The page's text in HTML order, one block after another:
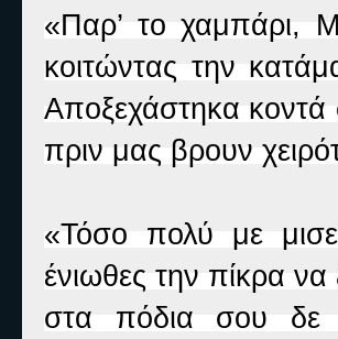
«Παρ’ το χαμπάρι,
κοιτώντας την
Αποξεχάστηκα
πριν μας βρουν
«Τόσο πολύ με
ένιωθες την πίκρα να
στα πόδια σου δε